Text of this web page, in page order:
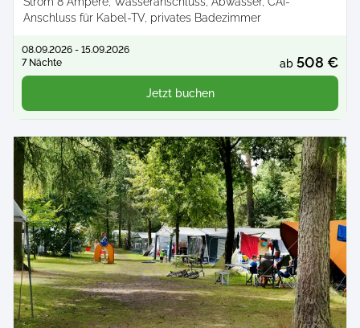
Anschluss für Kabel-TV, privates Badezimmer
08.09.2026 - 15.09.2026
7 Nächte
ab 508 €
Jetzt buchen